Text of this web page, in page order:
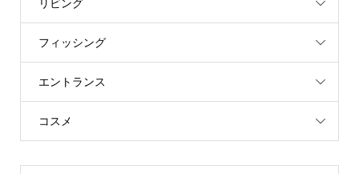
リビング
フィッシング
エントランス
コスメ